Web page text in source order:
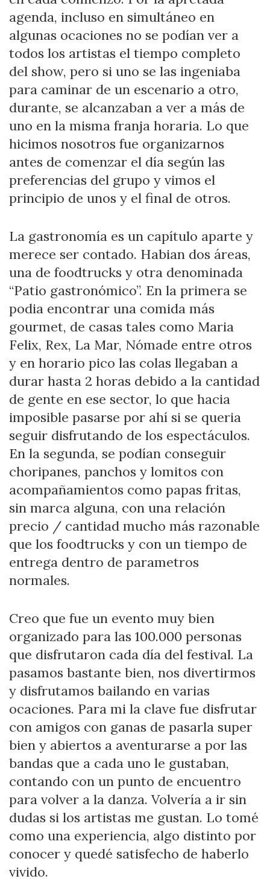
agenda, incluso en simultáneo en
algunas ocaciones no se podían ver a
todos los artistas el tiempo completo
del show, pero si uno se las ingeniaba
para caminar de un escenario a otro,
durante, se alcanzaban a ver a más de
uno en la misma franja horaria. Lo que
hicimos nosotros fue organizarnos
antes de comenzar el día según las
preferencias del grupo y vimos el
principio de unos y el final de otros.
La gastronomía es un capítulo aparte y
merece ser contado. Habian dos áreas,
una de foodtrucks y otra denominada
“Patio gastronómico”. En la primera se
podia encontrar una comida más
gourmet, de casas tales como Maria
Felix, Rex, La Mar, Nómade entre otros
y en horario pico las colas llegaban a
durar hasta 2 horas debido a la cantidad
de gente en ese sector, lo que hacia
imposible pasarse por ahí si se queria
seguir disfrutando de los espectáculos.
En la segunda, se podían conseguir
choripanes, panchos y lomitos con
acompañamientos como papas fritas,
sin marca alguna, con una relación
precio / cantidad mucho más razonable
que los foodtrucks y con un tiempo de
entrega dentro de parametros
normales.
Creo que fue un evento muy bien
organizado para las 100.000 personas
que disfrutaron cada día del festival. La
pasamos bastante bien, nos divertirmos
y disfrutamos bailando en varias
ocaciones. Para mi la clave fue disfrutar
con amigos con ganas de pasarla super
bien y abiertos a aventurarse a por las
bandas que a cada uno le gustaban,
contando con un punto de encuentro
para volver a la danza. Volvería a ir sin
dudas si los artistas me gustan. Lo tomé
como una experiencia, algo distinto por
conocer y quedé satisfecho de haberlo
vivido.